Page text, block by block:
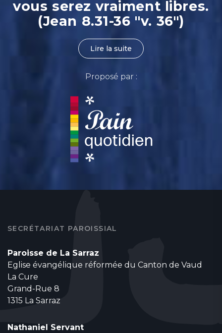
vous serez vraiment libres.
(Jean 8.31-36 "v. 36")
Lire la suite
Proposé par :
SECRÉTARIAT PAROISSIAL
Paroisse de La Sarraz
Eglise évangélique réformée du Canton de Vaud
La Cure
Grand-Rue 8
1315 La Sarraz
Nathaniel Servant